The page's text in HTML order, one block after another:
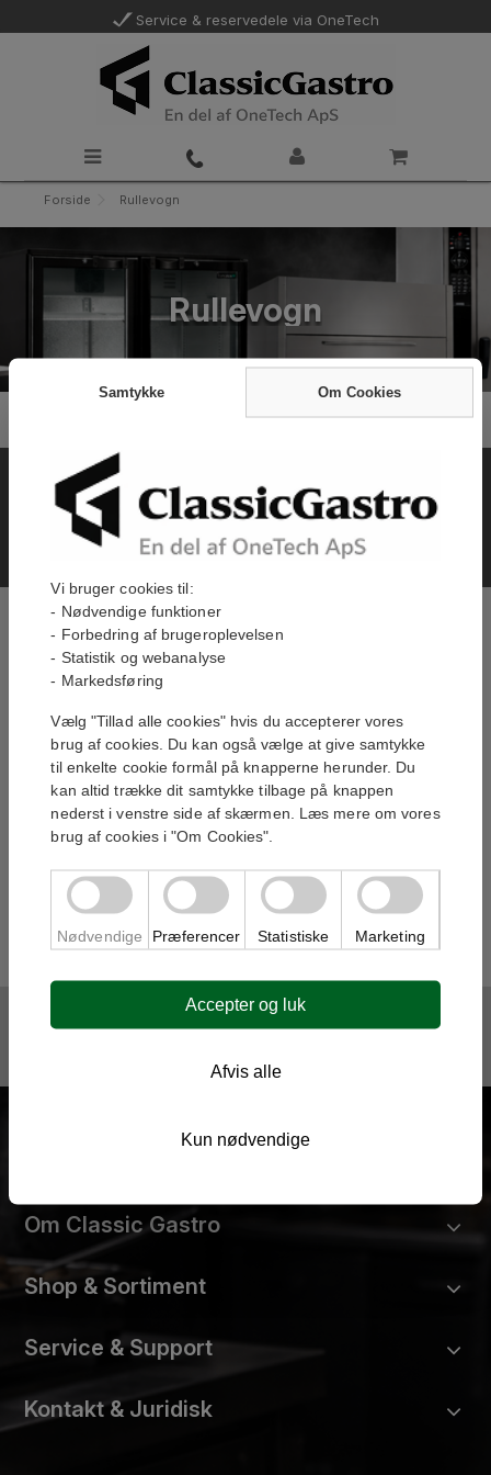
Service & reservedele via OneTech
Forside Rullevogn
Rullevogn
Filtrer efter:
Filtrer efter:
Servicevogn med 3
1 095,00 kr
På Lager
Servicevogn med 2
895,00 kr
På Lager
Tilmeld til vores nyhedsbrev og tilbud:
Om Classic Gastro
Shop & Sortiment
Service & Support
Kontakt & Juridisk
Samtykke Om Cookies
Vi bruger cookies til:
- Nødvendige funktioner
- Forbedring af brugeroplevelsen
- Statistik og webanalyse
- Markedsføring
Vælg "Tillad alle cookies" hvis du accepterer vores
brug af cookies. Du kan også vælge at give samtykke
til enkelte cookie formål på knapperne herunder. Du
kan altid trække dit samtykke tilbage på knappen
nederst i venstre side af skærmen. Læs mere om vores
brug af cookies i "Om Cookies".
Nødvendige Præferencer Statistiske Marketing
Afvis alle
Kun nødvendige
Accepter og luk